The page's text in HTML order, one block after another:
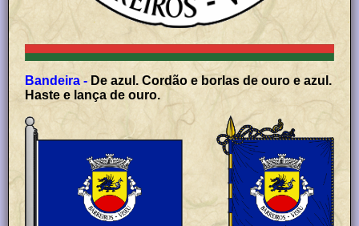
Bandeira - De azul. Cordão e borlas de ouro e azul.
Haste e lança de ouro.